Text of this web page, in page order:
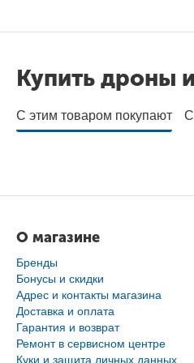
Купить дроны
С этим товаром покупают
О магазине
Бренды
Бонусы и скидки
Адрес и контакты магазина
Доставка и оплата
Гарантия и возврат
Ремонт в сервисном центре
Куки и защита личных данных